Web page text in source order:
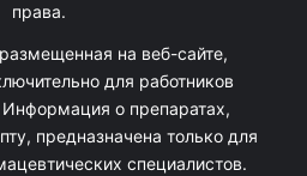
права.
на веб-сайте,
для работников
о препаратах,
предназначена только для
специалистов.